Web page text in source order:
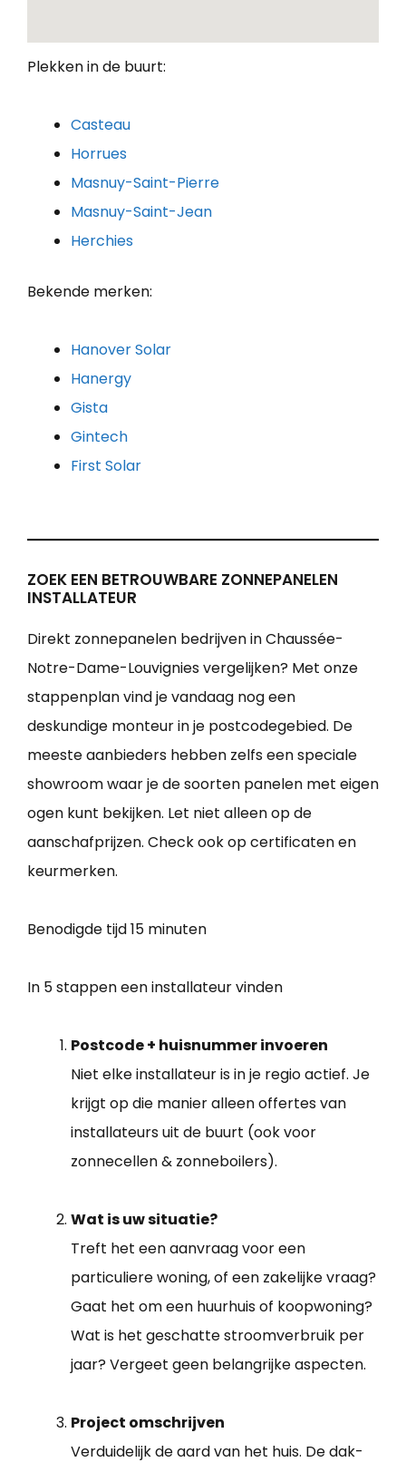
Plekken in de buurt:
Casteau
Horrues
Masnuy-Saint-Pierre
Masnuy-Saint-Jean
Herchies
Bekende merken:
Hanover Solar
Hanergy
Gista
Gintech
First Solar
ZOEK EEN BETROUWBARE ZONNEPANELEN
INSTALLATEUR
Direkt zonnepanelen bedrijven in Chaussée-
Notre-Dame-Louvignies vergelijken? Met onze
stappenplan vind je vandaag nog een
deskundige monteur in je postcodegebied. De
meeste aanbieders hebben zelfs een speciale
showroom waar je de soorten panelen met eigen
ogen kunt bekijken. Let niet alleen op de
aanschafprijzen. Check ook op certificaten en
keurmerken.
Benodigde tijd15 minuten
In 5 stappen een installateur vinden
Postcode + huisnummer invoeren
Niet elke installateur is in je regio actief. Je
krijgt op die manier alleen offertes van
installateurs uit de buurt (ook voor
zonnecellen & zonneboilers).
Wat is uw situatie?
Treft het een aanvraag voor een
particuliere woning, of een zakelijke vraag?
Gaat het om een huurhuis of koopwoning?
Wat is het geschatte stroomverbruik per
jaar? Vergeet geen belangrijke aspecten.
Project omschrijven
Verduidelijk de aard van het huis. De dak-